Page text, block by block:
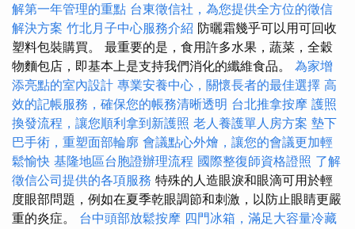
解第一年管理的重點 台東徵信社，為您提供全方位的徵信
解決方案 竹北月子中心服務介紹 防曬霜幾乎可以用可回收
塑料包裝購買。 最重要的是，食用許多水果，蔬菜，全穀
物麵包店，即基本上是支持我們消化的纖維食品。 為家增
添亮點的室內設計 專業安養中心，關懷長者的最佳選擇 高
效的記帳服務，確保您的帳務清晰透明 台北推拿按摩 護照
換發流程，讓您順利拿到新護照 老人養護單人房方案 墊下
巴手術，重塑面部輪廓 會議點心外燴，讓您的會議更加輕
鬆愉快 基隆地區台胞證辦理流程 國際整復師資格證照 了解
徵信公司提供的各項服務 特殊的人造眼淚和眼滴可用於輕
度眼部問題，例如在夏季乾眼調節和刺激，以防止眼睛更嚴
重的炎症。 台中頭部放鬆按摩 四門冰箱，滿足大容量冷藏